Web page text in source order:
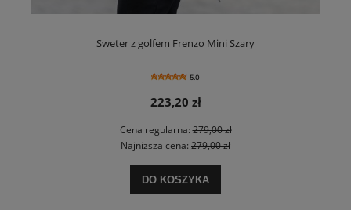
Sweter z golfem Frenzo Mini Szary
5.0
223,20 zł
Cena regularna:279,00 zł
Najniższa cena: 279,00 zł
DO KOSZYKA